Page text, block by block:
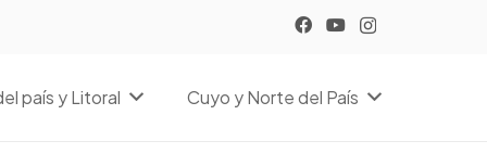
país y Litoral Cuyo y Norte del País